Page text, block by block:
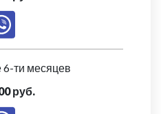
6-ти месяцев
руб.